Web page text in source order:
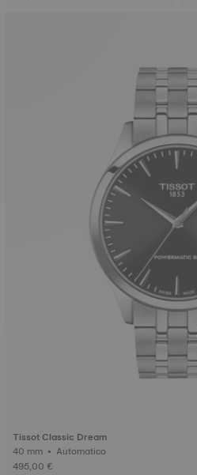
Tissot Classic Dream
40 mm • Automatico
495,00 €